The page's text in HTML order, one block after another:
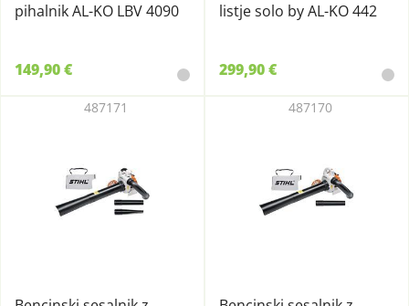
pihalnik AL-KO LBV 4090
149,90 €
listje solo by AL-KO 442
299,90 €
487171 487170